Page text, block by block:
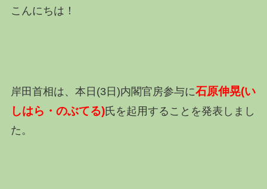
こんにちは！
岸田首相は、本日(3日)内閣官房参与に石原伸晃(い
しはら・のぶてる)氏を起用することを発表しまし
た。